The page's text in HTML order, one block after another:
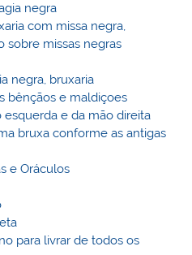
negra
com missa negra,
sobre missas negras
negra, bruxaria
bênçãos e maldiçoes
esquerda e da mão direita
bruxa conforme as antigas
e Oráculos
para livrar de todos os